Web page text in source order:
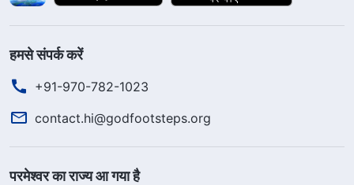
हमसे संपर्क करें
+91-970-782-1023
contact.hi@godfootsteps.org
परमेश्वर का राज्य आ गया है